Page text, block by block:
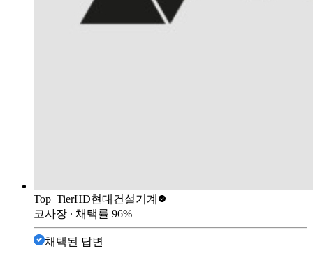
Top_TierHD현대건설기계
코사장 ∙ 채택률 96%
채택된 답변